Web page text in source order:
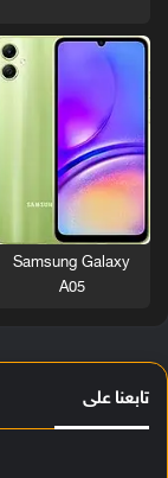
Samsung Galaxy
A05
تابعنا على